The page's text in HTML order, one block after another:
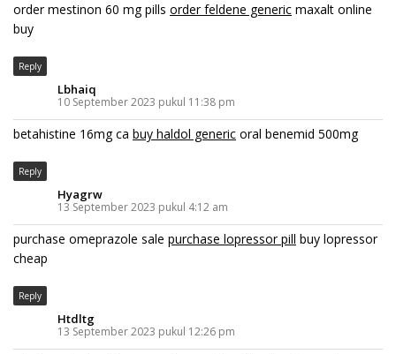
order mestinon 60 mg pills order feldene generic maxalt online
buy
Reply
Lbhaiq
10 September 2023 pukul 11:38 pm
betahistine 16mg ca buy haldol generic oral benemid 500mg
Reply
Hyagrw
13 September 2023 pukul 4:12 am
purchase omeprazole sale purchase lopressor pill buy lopressor
cheap
Reply
Htdltg
13 September 2023 pukul 12:26 pm